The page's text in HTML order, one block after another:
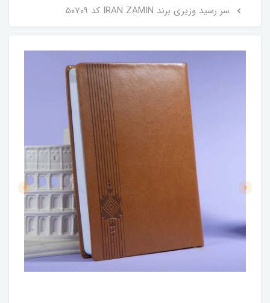
سر رسید وزیری برند IRAN ZAMIN کد 50709